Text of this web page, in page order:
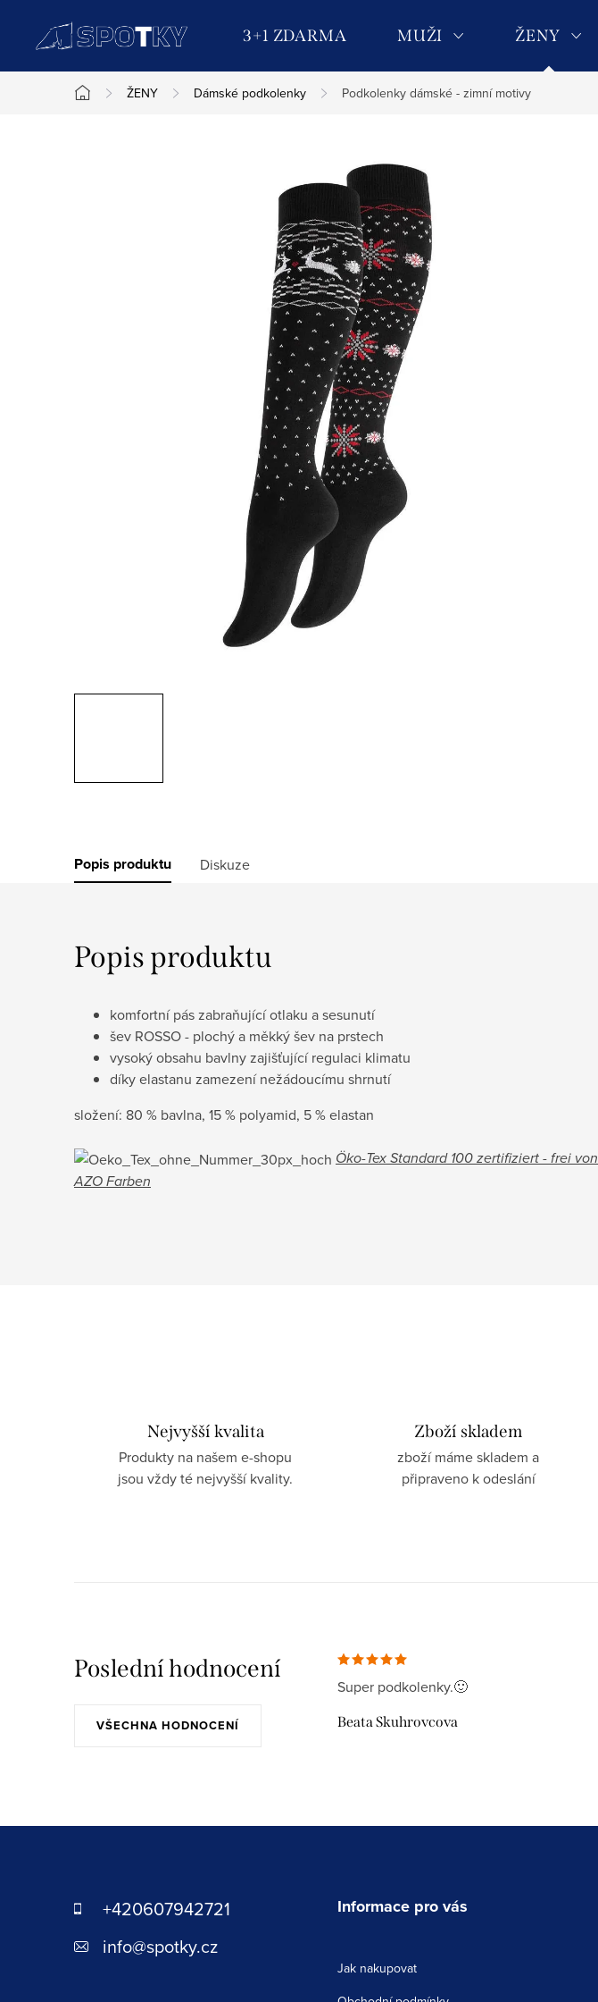
obsah
3+1 ZDARMA MUŽI ŽENY
Domů
ŽENY Dámské podkolenky Podkolenky dámské - zimní motivy
Popis produktu Diskuze
Popis produktu
komfortní pás zabraňující otlaku a sesunutí
šev ROSSO - plochý a měkký šev na prstech
vysoký obsahu bavlny zajišťující regulaci klimatu
díky elastanu zamezení nežádoucímu shrnutí
složení: 80 % bavlna, 15 % polyamid, 5 % elastan
Öko-Tex Standard 100 zertifiziert - frei von
AZO Farben
Nejvyšší kvalita
Produkty na našem e-shopu
jsou vždy té nejvyšší kvality.
Zboží skladem
zboží máme skladem a
připraveno k odeslání
Poslední hodnocení
VŠECHNA HODNOCENÍ
Super podkolenky.🙂
Beata Skuhrovcova
+420607942721
info@spotky.cz
Informace pro vás
Jak nakupovat